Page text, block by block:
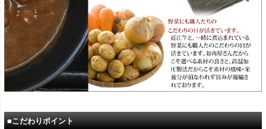
■こだわりポイント